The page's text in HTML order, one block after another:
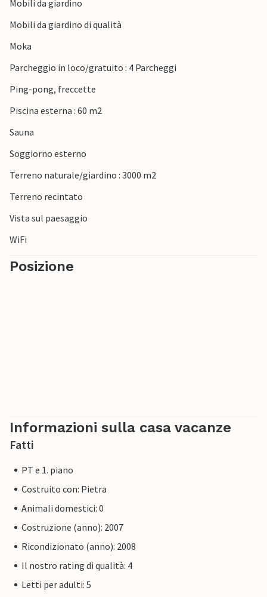
Mobili da giardino
Mobili da giardino di qualità
Moka
Parcheggio in loco/gratuito : 4 Parcheggi
Ping-pong, freccette
Piscina esterna : 60 m2
Sauna
Soggiorno esterno
Terreno naturale/giardino : 3000 m2
Terreno recintato
Vista sul paesaggio
WiFi
Posizione
Informazioni sulla casa vacanze
Fatti
PT e 1. piano
Costruito con: Pietra
Animali domestici: 0
Costruzione (anno): 2007
Ricondizionato (anno): 2008
Il nostro rating di qualità: 4
Letti per adulti: 5